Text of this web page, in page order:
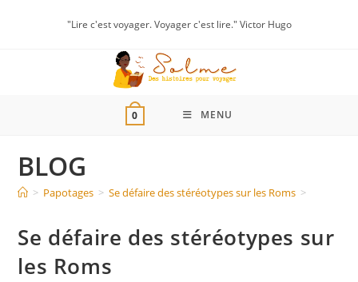
"Lire c'est voyager. Voyager c'est lire." Victor Hugo
0 MENU
BLOG
> Papotages > Se défaire des stéréotypes sur les Roms >
Se défaire des stéréotypes sur
les Roms